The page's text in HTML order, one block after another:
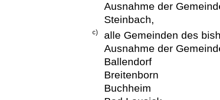
Ausnahme der
Steinbach,
c)
alle Gemeinden des
Ausnahme der
Ballendorf
Breitenborn
Buchheim